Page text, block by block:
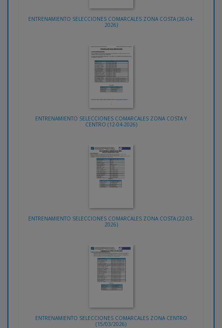
ENTRENAMIENTO SELECCIONES COMARCALES ZONA COSTA (26-04-
2026)
ENTRENAMIENTO SELECCIONES COMARCALES ZONA COSTA Y
CENTRO (12-04-2026)
ENTRENAMIENTO SELECCIONES COMARCALES ZONA COSTA (22-03-
2026)
ENTRENAMIENTO SELECCIONES COMARCALES ZONA CENTRO
(15/03/2026)